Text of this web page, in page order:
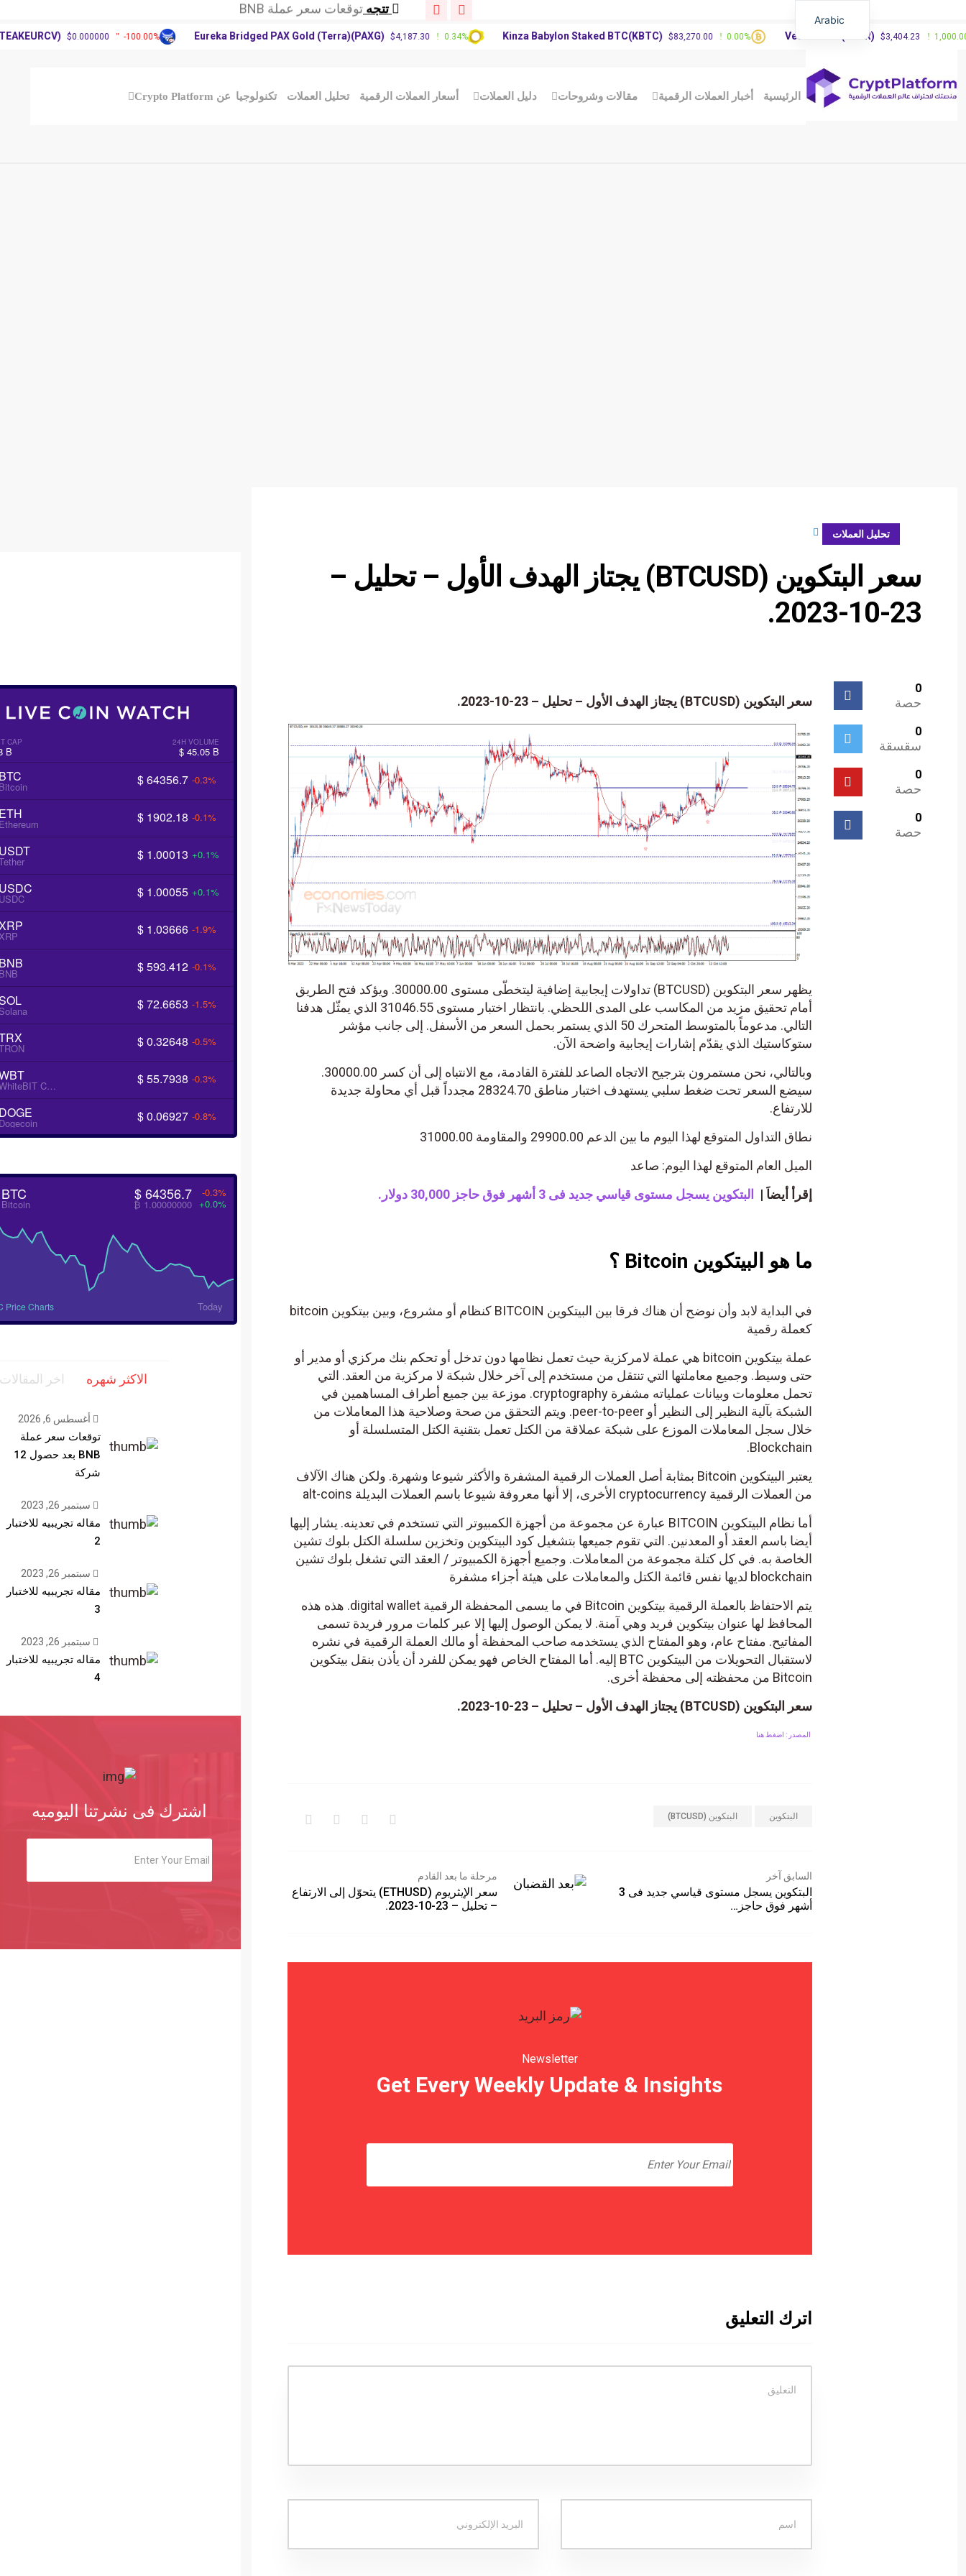
تتجهتحديث سوق العملات الرقمية
تتجهتوقعات سعر XRP: آرثر
تتجه
توقعات سعر XRP: آرثر الرئيسية أخبار العملات الرقمية مقالات وشروحات دليل العملات أسعار العملات الرقمية تحليل العملات تكنولوجيا عن Crypto Platform
تحليل العملات
سعر البتكوين (BTCUSD) يجتاز الهدف الأول – تحليل –
23-10-2023.
0
حصة
0
سقسقة
0
حصة
0
حصة
سعر البتكوين (BTCUSD) يجتاز الهدف الأول – تحليل – 23-10-2023.
يظهر سعر البتكوين (BTCUSD) تداولات إيجابية إضافية ليتخطّى مستوى 30000.00. ويؤكد فتح الطريق
أمام تحقيق مزيد من المكاسب على المدى اللحظي. بانتظار اختبار مستوى 31046.55 الذي يمثّل هدفنا
التالي. مدعوماً بالمتوسط المتحرك 50 الذي يستمر بحمل السعر من الأسفل. إلى جانب مؤشر
ستوكاستيك الذي يقدّم إشارات إيجابية واضحة الآن.
وبالتالي، نحن مستمرون بترجيح الاتجاه الصاعد للفترة القادمة، مع الانتباه إلى أن كسر 30000.00.
سيضع السعر تحت ضغط سلبي يستهدف اختبار مناطق 28324.70 مجدداً قبل أي محاولة جديدة
للارتفاع.
نطاق التداول المتوقع لهذا اليوم ما بين الدعم 29900.00 والمقاومة 31000.00
الميل العام المتوقع لهذا اليوم: صاعد
إقرأ أيضاَ |
البتكوين يسجل مستوى قياسي جديد فى 3 أشهر فوق حاجز ‏‏30,000 دولار.
ما هو البيتكوين Bitcoin ؟
في البداية لابد وأن نوضح أن هناك فرقا بين البيتكوين BITCOIN كنظام أو مشروع، وبين بيتكوين bitcoin
كعملة رقمية
عملة بيتكوين bitcoin هي عملة لامركزية حيث تعمل نظامها دون تدخل أو تحكم بنك مركزي أو مدير أو
حتى وسيط. وجميع معاملتها التي تنتقل من مستخدم إلى آخر خلال شبكة لا مركزية من العقد. التي
تحمل معلومات وبيانات عملياته مشفرة cryptography. موزعة بين جميع أطراف المساهمين في
الشبكة بآلية النظير إلى النظير أو peer-to-peer. ويتم التحقق من صحة وصلاحية هذا المعاملات من
خلال سجل المعاملات الموزع على شبكة عملاقة من الكتل تعمل بتقنية الكتل المتسلسلة أو
Blockchain.
يعتبر البيتكوين Bitcoin بمثابة أصل العملات الرقمية المشفرة والأكثر شيوعا وشهرة. ولكن هناك الآلاف
من العملات الرقمية cryptocurrency الأخرى، إلا أنها معروفة شيوعا باسم العملات البديلة alt-coins
أما نظام البيتكوين BITCOIN عبارة عن مجموعة من أجهزة الكمبيوتر التي تستخدم في تعدينه. يشار إليها
أيضا باسم العقد أو المعدنين. التي تقوم جميعها بتشغيل كود البيتكوين وتخزين سلسلة الكتل بلوك تشين
الخاصة به. في كل كتلة مجموعة من المعاملات. وجميع أجهزة الكمبيوتر / العقد التي تشغل بلوك تشين
blockchain لديها نفس قائمة الكتل والمعاملات على هيئة أجزاء مشفرة
يتم الاحتفاظ بالعملة الرقمية بيتكوين Bitcoin في ما يسمى المحفظة الرقمية digital wallet. هذه هذه
المحافظ لها عنوان بيتكوين فريد وهي آمنة. لا يمكن الوصول إليها إلا عبر كلمات مرور فريدة تسمى
المفاتيح. مفتاح عام، وهو المفتاح الذي يستخدمه صاحب المحفظة أو مالك العملة الرقمية في نشره
لاستقبال التحويلات من البيتكوين BTC إليه. أما المفتاح الخاص فهو يمكن للفرد أن يأذن بنقل بيتكوين
Bitcoin من محفظته إلى محفظة أخرى.
سعر البتكوين (BTCUSD) يجتاز الهدف الأول – تحليل – 23-10-2023.
المصدر : اضغط هنا
البتكوين البتكوين (BTCUSD)
السابق آخر
البتكوين يسجل مستوى قياسي جديد فى 3
أشهر فوق حاجز…
مرحلة ما بعد القادم
سعر الإيثريوم (ETHUSD) يتحوّل إلى الارتفاع
– تحليل – 23-10-2023.
Newsletter
Get Every Weekly Update & Insights
اترك التعليق
CAP
B
24H VOLUME
$ 45.05 B
$ 64356.7 -0.3%
$ 1902.18 -0.1%
$ 1.00013 +0.1%
$ 1.00055 +0.1%
$ 1.03666 -1.9%
$ 593.412 -0.1%
$ 72.6653 -1.5%
$ 0.32648 -0.5%
WhiteBIT Coin $ 55.7938 -0.3%
$ 0.06927 -0.8%
BTC
Bitcoin
-0.3%
+0.0%
$ 64356.7
₿ 1.00000000
Price Charts Today
الاكثر شهره اخر
أغسطس 6, 2026
توقعات سعر عملة
BNB بعد حصول 12
شركة
سبتمبر 26, 2023
مقاله تجريبيه للاختبار
2
سبتمبر 26, 2023
مقاله تجريبيه للاختبار
3
سبتمبر 26, 2023
مقاله تجريبيه للاختبار
4
اشترك فى نشرتنا اليوميه
$0.000000 -100.00% Eureka Bridged PAX Gold (Terra)(PAXG) $4,187.30 0.34% Kinza Babylon Staked BTC(KBTC) $83,270.00 0.00% Vested XOR(VXOR) $3,404.23 1,000.00%
Arabic